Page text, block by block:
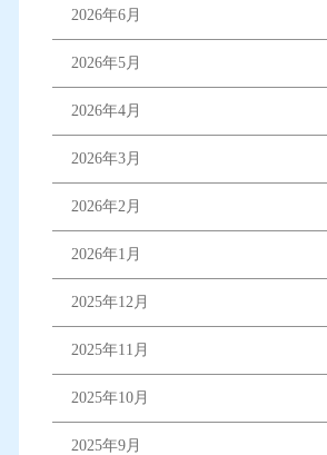
2026年6月
2026年5月
2026年4月
2026年3月
2026年2月
2026年1月
2025年12月
2025年11月
2025年10月
2025年9月